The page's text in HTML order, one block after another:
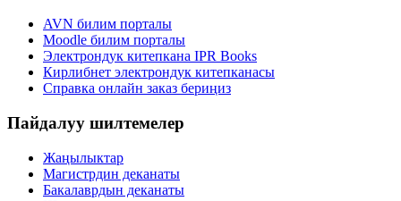
AVN билим порталы
Moodle билим порталы
Электрондук китепкана IPR Books
Кирлибнет электрондук китепканасы
Справка онлайн заказ бериңиз
Пайдалуу шилтемелер
Жаңылыктар
Магистрдин деканаты
Бакалаврдын деканаты